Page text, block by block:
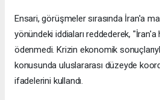
Ensari, görüşmeler sırasında İran'a
yönündeki iddiaları reddederek,
ödenmedi. Krizin ekonomik
konusunda uluslararası düzeyde
ifadelerini kullandı.